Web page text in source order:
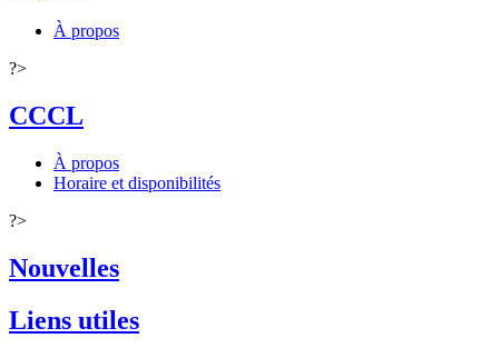
À propos
?>
CCCL
À propos
Horaire et disponibilités
?>
Nouvelles
Liens utiles